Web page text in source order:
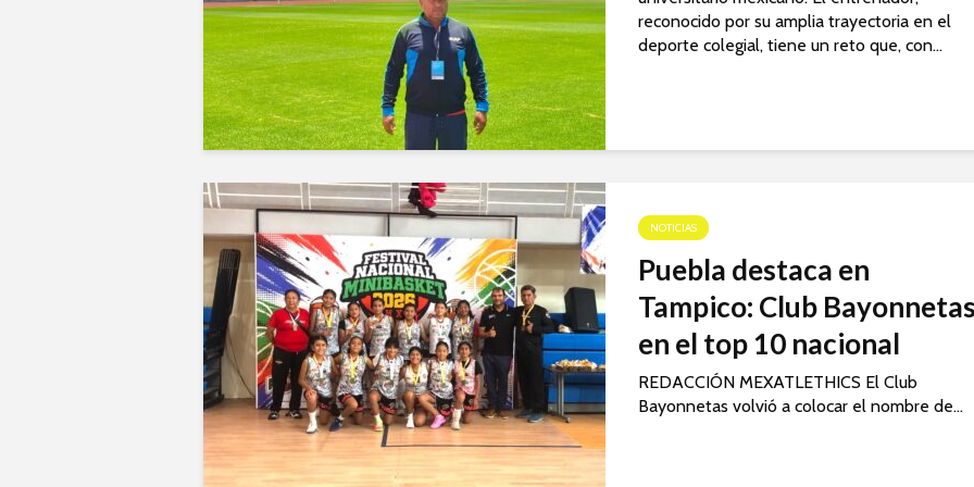
reconocido por su amplia trayectoria en el
deporte colegial, tiene un reto que, con...
NOTICIAS
Puebla destaca en
Tampico: Club
en el top 10 nacional
REDACCIÓN MEXATLETHICS El Club
Bayonnetas volvió a colocar el nombre de...